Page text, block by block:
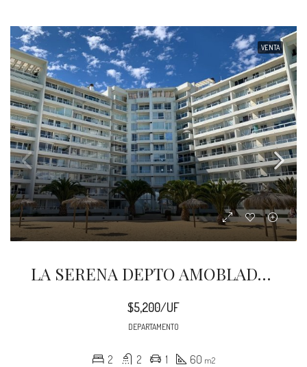
VENTA
LA SERENA DEPTO AMOBLADO 60 M2 LAGUNA DEL MAR
$5,200/UF
DEPARTAMENTO
2 2 1 60 m2